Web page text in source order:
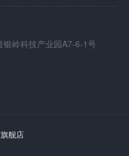
银岭科技产业园A7-6-1号
舰店